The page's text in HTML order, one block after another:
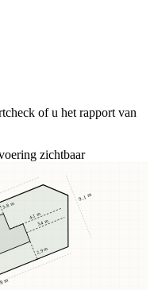
of u het rapport van
zichtbaar
3,8 m
2,9 m
3,4 m
4,1 m
m
9,1 m